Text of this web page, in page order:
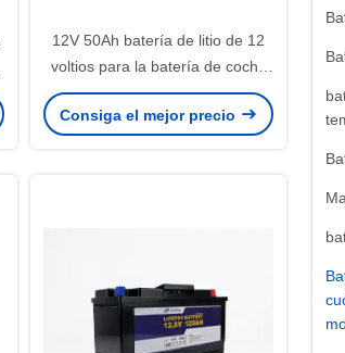
12V 50Ah batería de litio de 12
voltios para la batería de coche
que acampa de pesca con cebo
de cuchara con cebo de cuchara
Consiga el mejor precio